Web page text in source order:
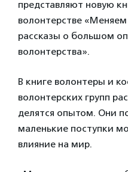
представляют новую
волонтерстве
рассказы о большом
волонтерства».
В книге волонтеры и
волонтерских групп
делятся опытом. Они
маленькие поступки
влияние на мир.